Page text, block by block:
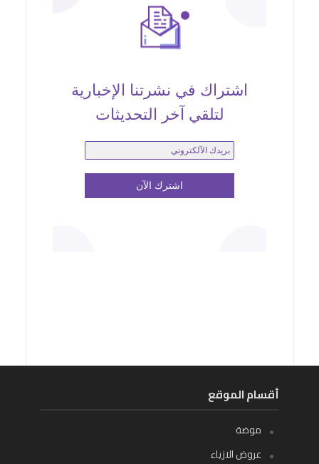
اشتراك في نشرتنا الإخبارية
لتلقي آخر التحديثات
أقسام الموقع
موضة
عروض الازياء